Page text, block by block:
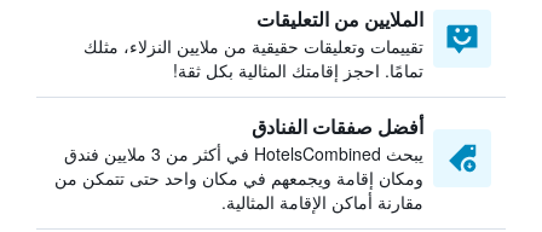
الملايين من التعليقات
تقييمات وتعليقات حقيقية من ملايين النزلاء، مثلك
تمامًا. احجز إقامتك المثالية بكل ثقة!
أفضل صفقات الفنادق
يبحث HotelsCombined في أكثر من 3 ملايين فندق
ومكان إقامة ويجمعهم في مكان واحد حتى تتمكن من
مقارنة أماكن الإقامة المثالية.